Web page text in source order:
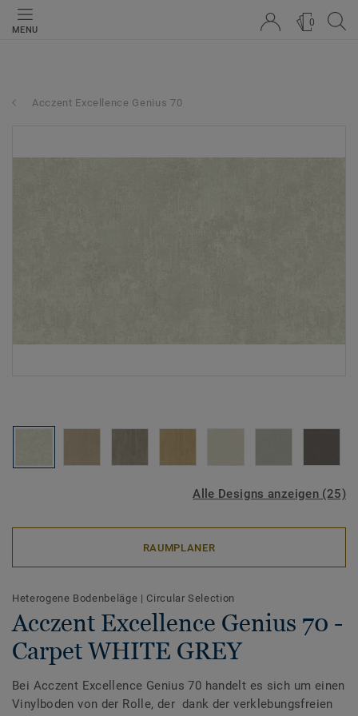
MENU
0
Acczent Excellence Genius 70
Alle Designs anzeigen (25)
RAUMPLANER
Heterogene Bodenbeläge | Circular Selection
Acczent Excellence Genius 70 -
Carpet WHITE GREY
Bei Acczent Excellence Genius 70 handelt es sich um einen
Vinylboden von der Rolle, der dank der verklebungsfreien